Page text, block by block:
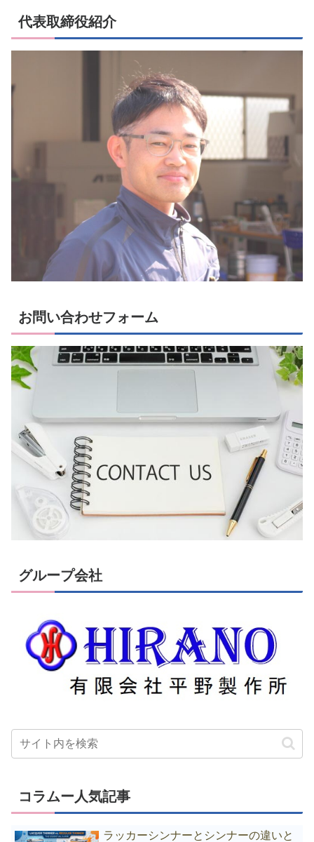
代表取締役紹介
お問い合わせフォーム
グループ会社
コラムー人気記事
ラッカーシンナーとシンナーの違いと